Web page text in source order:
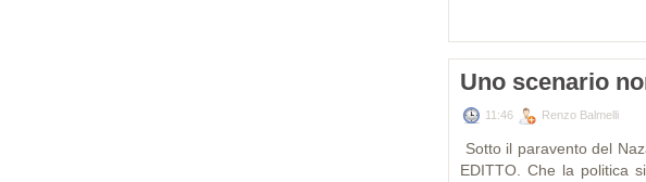
Uno scenario
11:46 Renzo Balmelli
Sotto il paravento del
EDITTO. Che la politica